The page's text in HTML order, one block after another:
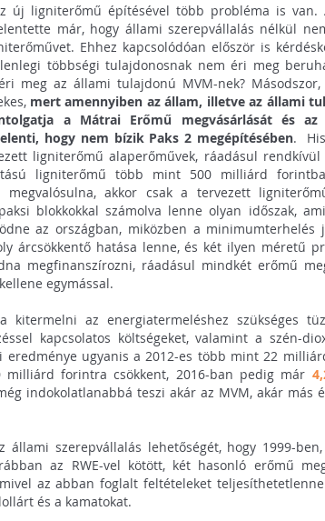
új ligniterőmű építésével több probléma is van.
már, hogy állami szerepvállalás nélkül
Ehhez kapcsolódóan először is
többségi tulajdonosnak nem éri meg
meg az állami tulajdonú MVM-nek? Másodszor,
mert amennyiben az állam, illetve az állami
a Mátrai Erőmű megvásárlását és
hogy nem bízik Paks 2 megépítésében.
ligniterőmű alaperőművek, ráadásul rendkívül
ligniterőmű több mint 500 milliárd
akkor csak a tervezett
blokkokkal számolva lenne olyan időszak,
az országban, miközben a minimumterhelés
árcsökkentő hatása lenne, és két ilyen méretű
megfinanszírozni, ráadásul mindkét erőmű
egymással.
az energiatermeléshez szükséges
kapcsolatos költségeket, valamint a szén-
eredménye ugyanis a 2012-es több mint 22
forintra csökkent, 2016-ban pedig már
indokolatlanabbá teszi akár az MVM, akár más
állami szerepvállalás lehetőségét, hogy 1999-
az RWE-vel kötött, két hasonló erőmű
az abban foglalt feltételeket
és a kamatokat.